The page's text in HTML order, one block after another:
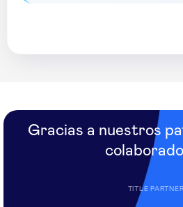
Gracias a nuestros
TITLE PARTNER